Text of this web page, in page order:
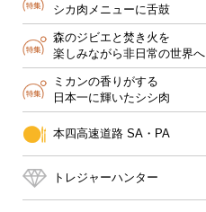
シカ肉メニューに舌鼓
森のジビエと焚き火を
楽しみながら非日常の世界へ
ミカンの香りがする
日本一に輝いたシシ肉
本四高速道路 SA・PA
トレジャーハンター